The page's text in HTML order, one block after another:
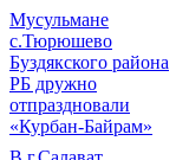
Мусульмане
с.Тюрюшево
Буздякского района
РБ дружно
отпраздновали
«Курбан-Байрам»